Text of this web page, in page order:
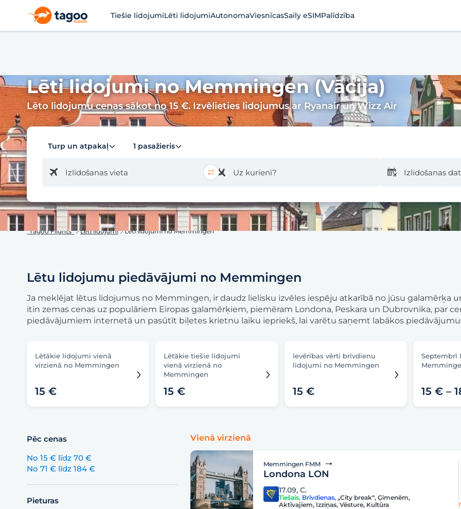
Tiešie lidojumiLēti lidojumiAutonomaViesnīcasSaily eSIMPalīdzība
Lēti lidojumi no Memmingen (Vācija)
Lēto lidojumu cenas sākot no 15 €. Izvēlieties lidojumus ar Ryanair un Wizz Air
Turp un atpakaļ 1 pasažieris
Izlidošanas vieta Uz kurieni? Izlidošanas
"Tagoo Flights" Lēti lidojumi Lēti lidojumi no Memmingen
Lētu lidojumu piedāvājumi no Memmingen
Ja meklējat lētus lidojumus no Memmingen, ir daudz lielisku izvēles iespēju atkarībā no jūsu galamērķa
itin zemas cenas uz populāriem Eiropas galamērķiem, piemēram Londona, Peskara un Dubrovnika, par
piedāvājumiem internetā un pasūtīt biļetes krietnu laiku iepriekš, lai varētu saņemt labākos
Lētākie lidojumi vienā
virzienā no Memmingen
15 €
Lētākie tiešie lidojumi
vienā virzienā no
Memmingen
15 €
Ievērības vērti brīvdienu
lidojumi no Memmingen
15 €
Septembrī
15 € –
Pēc cenas
No 15 € līdz 70 €
No 71 € līdz 184 €
Pieturas
Vienā virzienā
Memmingen FMM
Londona LON
17.09, C.
Tiešais, Brīvdienas, „City break“, Ģimenēm,
Aktīvajiem, Izziņas, Vēsture, Kultūra